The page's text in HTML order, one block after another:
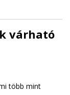
várható
több mint